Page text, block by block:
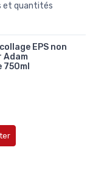
et quantités
EPS non
Adam